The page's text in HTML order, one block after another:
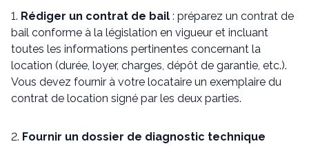
1. Rédiger un contrat de bail : préparez un contrat de
bail conforme à la législation en vigueur et incluant
toutes les informations pertinentes concernant la
location (durée, loyer, charges, dépôt de garantie, etc.).
Vous devez fournir à votre locataire un exemplaire du
contrat de location signé par les deux parties.
2. Fournir un dossier de diagnostic technique